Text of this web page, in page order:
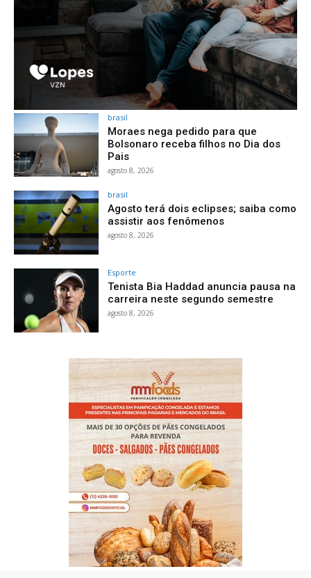
brasil
Moraes nega pedido para que
Bolsonaro receba filhos no Dia dos
Pais
agosto 8, 2026
brasil
Agosto terá dois eclipses; saiba como
assistir aos fenômenos
agosto 8, 2026
Esporte
Tenista Bia Haddad anuncia pausa na
carreira neste segundo semestre
agosto 8, 2026